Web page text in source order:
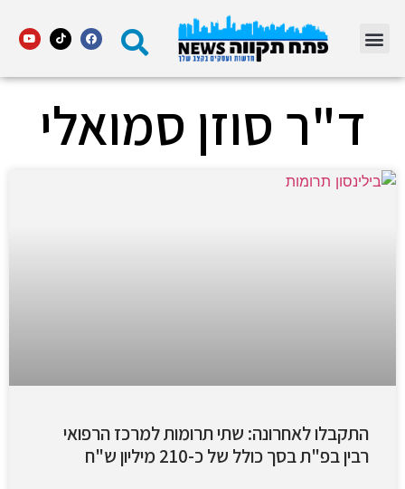
ד"ר סוזן סמואלי
התקבלו לאחרונה: שתי תרומות למרכז הרפואי
רבין בפ"ת בסך כולל של כ-210 מיליון ש"ח